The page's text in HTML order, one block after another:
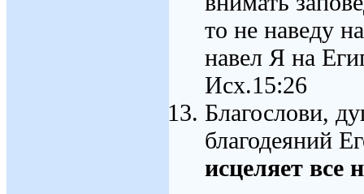
то не наведу
навел Я на
Исх.15:26
Благослови,
благодеяний
исцеляет все